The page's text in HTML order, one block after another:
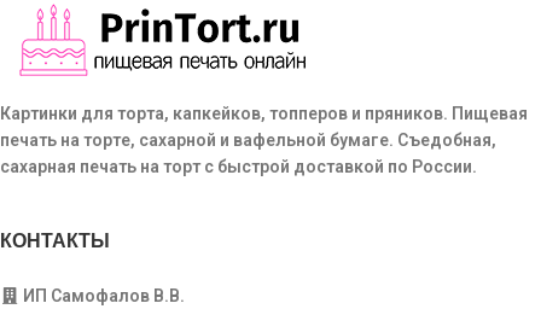
Картинки для торта, капкейков, топперов и пряников. Пищевая
печать на торте, сахарной и вафельной бумаге. Съедобная,
сахарная печать на торт с быстрой доставкой по России.
КОНТАКТЫ
ИП Самофалов В.В.